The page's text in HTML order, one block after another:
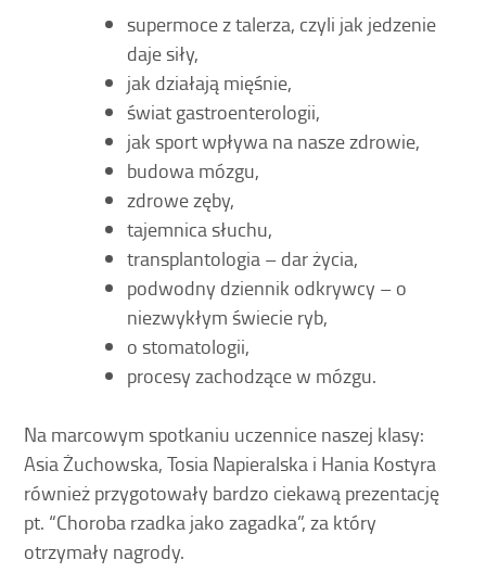
supermoce z talerza, czyli jak jedzenie
daje siły,
jak działają mięśnie,
świat gastroenterologii,
jak sport wpływa na nasze zdrowie,
budowa mózgu,
zdrowe zęby,
tajemnica słuchu,
transplantologia – dar życia,
podwodny dziennik odkrywcy – o
niezwykłym świecie ryb,
o stomatologii,
procesy zachodzące w mózgu.
Na marcowym spotkaniu uczennice naszej klasy:
Asia Żuchowska, Tosia Napieralska i Hania Kostyra
również przygotowały bardzo ciekawą prezentację
pt. “Choroba rzadka jako zagadka”, za który
otrzymały nagrody.